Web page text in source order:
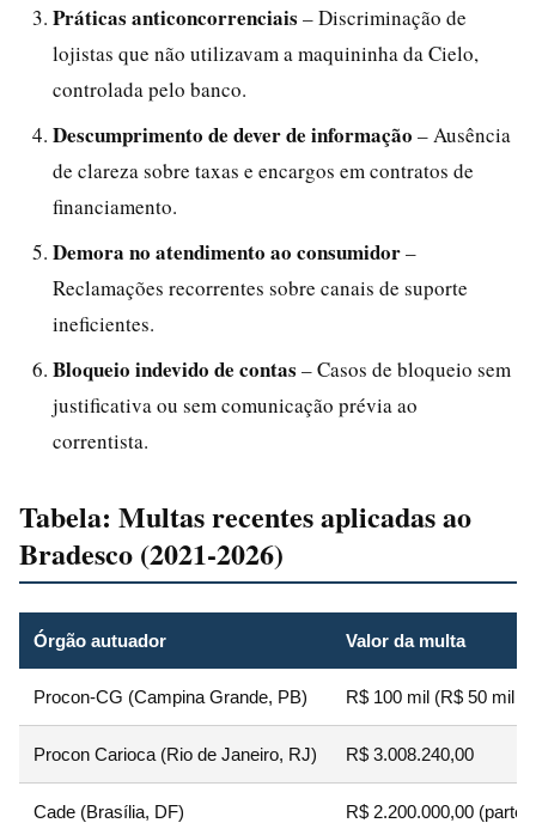
Práticas anticoncorrenciais – Discriminação de
lojistas que não utilizavam a maquininha da Cielo,
controlada pelo banco.
Descumprimento de dever de informação – Ausência
de clareza sobre taxas e encargos em contratos de
financiamento.
Demora no atendimento ao consumidor–
Reclamações recorrentes sobre canais de suporte
ineficientes.
Bloqueio indevido de contas – Casos de bloqueio sem
justificativa ou sem comunicação prévia ao
correntista.
Tabela: Multas recentes aplicadas ao
Bradesco (2021-2026)
Órgão autuador Valor da multa
Procon-CG (Campina Grande, PB) R$ 100 mil (R$ 50 mil
Procon Carioca (Rio de Janeiro, RJ) R$ 3.008.240,00
Cade (Brasília, DF) R$ 2.200.000,00 (parte